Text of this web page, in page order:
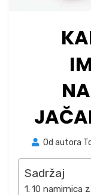
Od autora
Sadržaj
10 namirnica